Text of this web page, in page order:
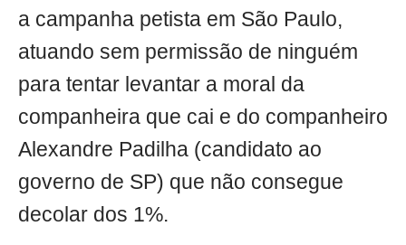
a campanha petista em São Paulo,
atuando sem permissão de ninguém
para tentar levantar a moral da
companheira que cai e do companheiro
Alexandre Padilha (candidato ao
governo de SP) que não consegue
decolar dos 1%.